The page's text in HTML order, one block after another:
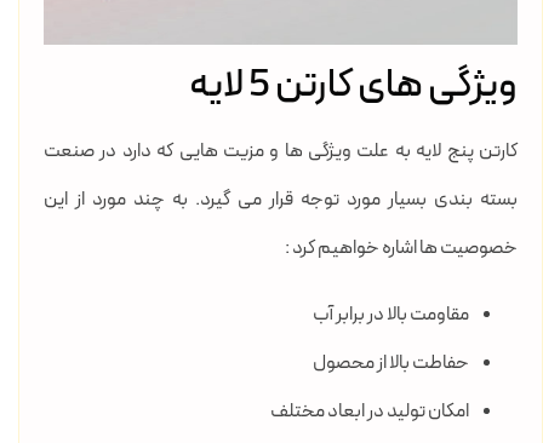
ویژگی های کارتن 5 لایه
کارتن پنج لایه به علت ویژگی ها و مزیت هایی که دارد در صنعت
بسته بندی بسیار مورد توجه قرار می گیرد. به چند مورد از این
خصوصیت ها اشاره خواهیم کرد :
مقاومت بالا در برابر آب
حفاطت بالا از محصول
امکان تولید در ابعاد مختلف